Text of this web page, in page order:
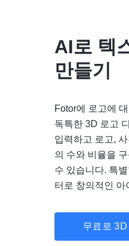
AI로 텍
만들기
Fotor에 로고에
독특한 3D 로고
입력하고 로고,
의 수와 비율을
수 있습니다. 특
터로 창의적인 아
무료로 3D